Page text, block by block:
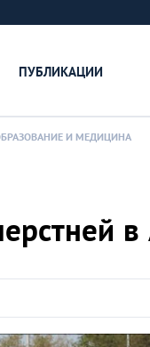
ПУБЛИКАЦИИ
И МЕДИЦИНА
в